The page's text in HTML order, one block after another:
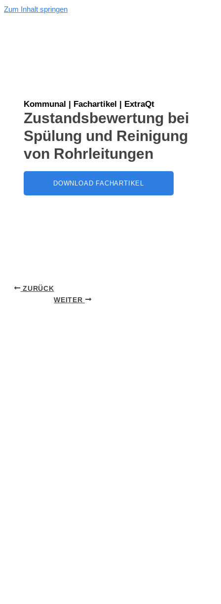
Zum Inhalt springen
Kommunal | Fachartikel | ExtraQt
Zustandsbewertung bei
Spülung und Reinigung
von Rohrleitungen
DOWNLOAD FACHARTIKEL
ZURÜCK
WEITER